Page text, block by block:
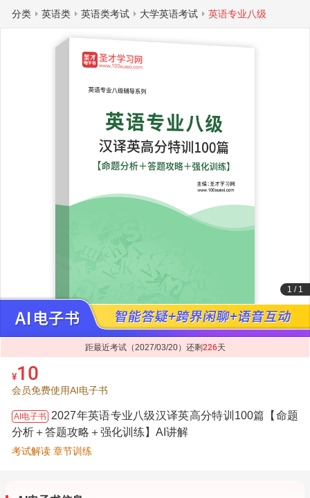
分类 英语类 英语类考试 大学英语考试 英语专业八级
1 / 1
距最近考试（2027/03/20）还剩226天
¥10
会员免费使用AI电子书
AI电子书 2027年英语专业八级汉译英高分特训100篇【命题
分析＋答题攻略＋强化训练】AI讲解
考试解读 章节训练